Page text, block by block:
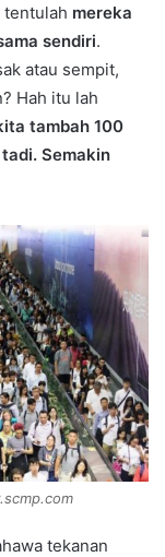
tentulah mereka
sendiri.
atau sempit,
Hah itu lah
tambah 100
Semakin
tekanan